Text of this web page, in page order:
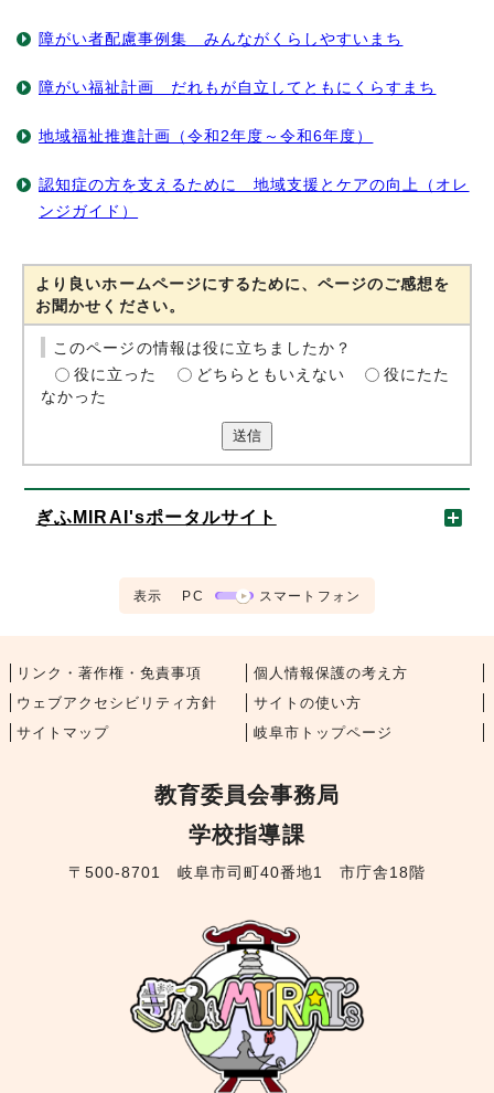
障がい者配慮事例集 みんながくらしやすいまち
障がい福祉計画 だれもが自立してともにくらすまち
地域福祉推進計画（令和2年度～令和6年度）
認知症の方を支えるために 地域支援とケアの向上（オレ
ンジガイド）
より良いホームページにするために、ページのご感想を
お聞かせください。
このページの情報は役に立ちましたか？
役に立った
どちらともいえない
役にたた
なかった
送信
ぎふMIRAI'sポータルサイト
表示 PC スマートフォン
リンク・著作権・免責事項
個人情報保護の考え方
ウェブアクセシビリティ方針
サイトの使い方
サイトマップ
岐阜市トップページ
教育委員会事務局
学校指導課
〒500-8701 岐阜市司町40番地1 市庁舎18階